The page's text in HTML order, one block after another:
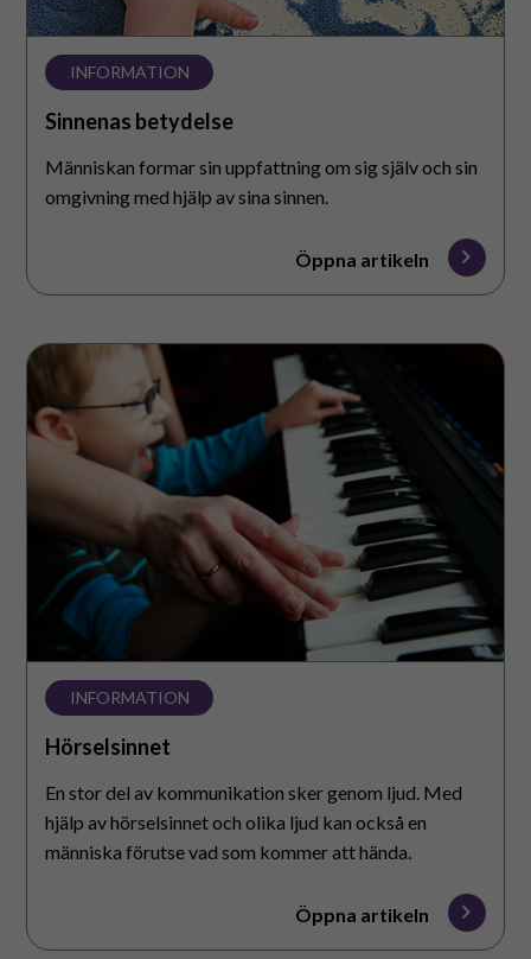
INFORMATION
Sinnenas betydelse
Människan formar sin uppfattning om sig själv och sin
omgivning med hjälp av sina sinnen.
Öppna artikeln
Hörselsinnet
INFORMATION
Hörselsinnet
En stor del av kommunikation sker genom ljud. Med
hjälp av hörselsinnet och olika ljud kan också en
människa förutse vad som kommer att hända.
Öppna artikeln